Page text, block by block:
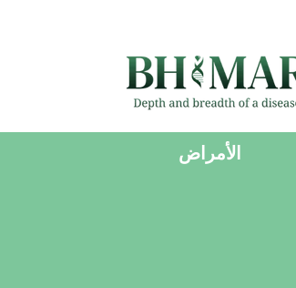
الأمراض